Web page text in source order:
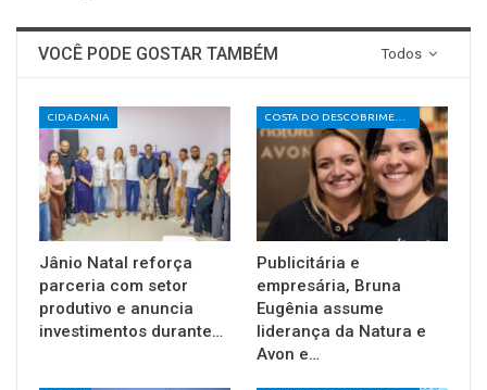
Todos
VOCÊ PODE GOSTAR TAMBÉM
CIDADANIA
Jânio Natal reforça
parceria com setor
produtivo e anuncia
investimentos durante…
COSTA DO DESCOBRIMENTO
Publicitária e
empresária, Bruna
Eugênia assume
liderança da Natura e
Avon e…